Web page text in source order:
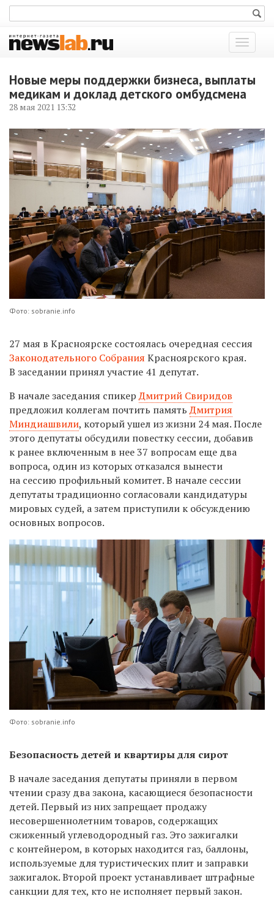
Показать
меню
Новые меры поддержки бизнеса, выплаты
медикам и доклад детского омбудсмена
28 мая 2021 13:32
Фото: sobranie.info
27 мая в Красноярске состоялась очередная сессия
Законодательного Собрания Красноярского края.
В заседании принял участие 41 депутат.
В начале заседания спикерДмитрий Свиридов
предложил коллегам почтить памятьДмитрия
Миндиашвили, который ушел из жизни 24 мая. После
этого депутаты обсудили повестку сессии, добавив
к ранее включенным в нее 37 вопросам еще два
вопроса, один из которых отказался вынести
на сессию профильный комитет. В начале сессии
депутаты традиционно согласовали кандидатуры
мировых судей, а затем приступили к обсуждению
основных вопросов.
Фото: sobranie.info
Безопасность детей и квартиры для сирот
В начале заседания депутаты приняли в первом
чтении сразу два закона, касающиеся безопасности
детей. Первый из них запрещает продажу
несовершеннолетним товаров, содержащих
сжиженный углеводородный газ. Это зажигалки
с контейнером, в которых находится газ, баллоны,
используемые для туристических плит и заправки
зажигалок. Второй проект устанавливает штрафные
санкции для тех, кто не исполняет первый закон.